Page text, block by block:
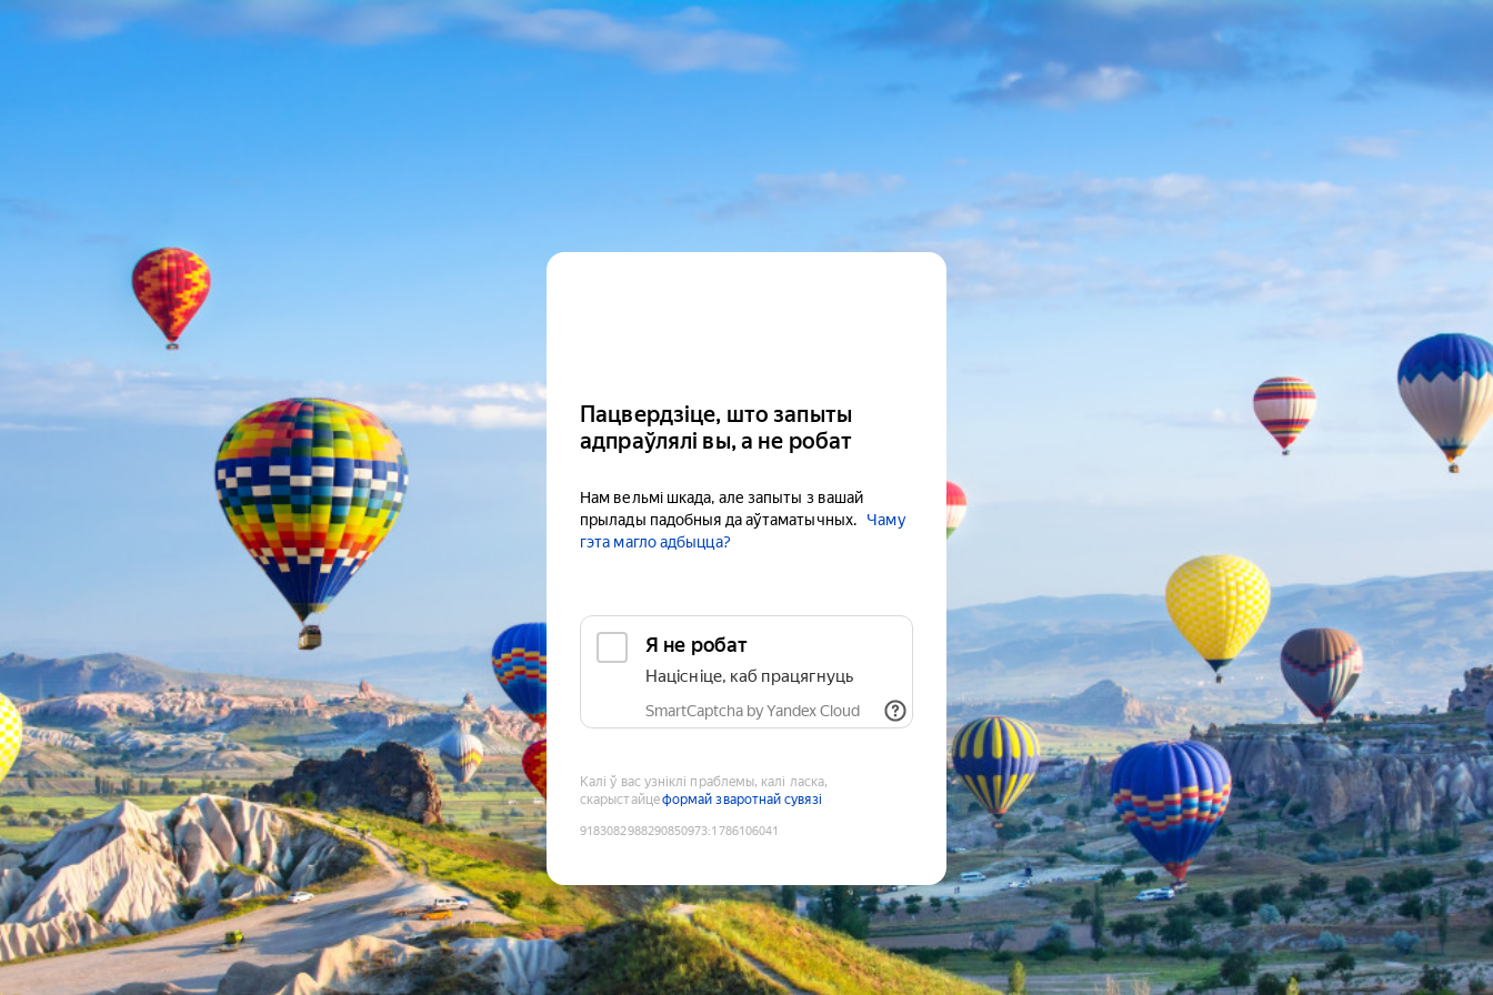
Пацвердзіце, што запыты
адпраўлялі вы, а не робат
Нам вельмі шкада, але запыты з вашай
прылады падобныя да аўтаматычных.
Чаму
гэта магло адбыцца?
Я не робат
Націсніце, каб працягнуць
SmartCaptcha by Yandex Cloud
Калі ў вас узніклі праблемы, калі ласка,
скарыстайцеформай зваротнай сувязі
9183082988290850973:1786106041